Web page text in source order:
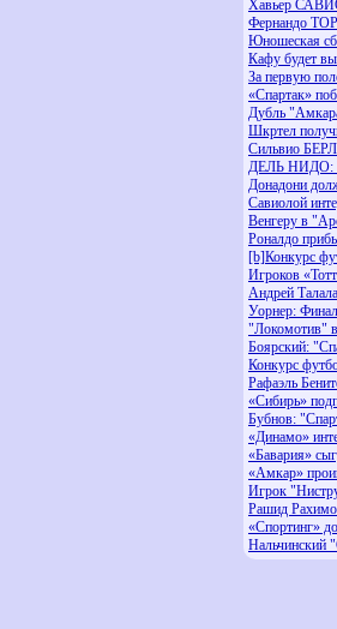
Хавьер
Фернандо
Юношеская
Кафу будет
За первую
«Спартак»
Дубль
Шкртел
Сильвио
ДЕЛЬ НИДО:
Донадони
Савиолой
Венгеру в
Роналдо
[b]Конкурс
Игроков
Андрей
Уорнер:
"Локомотив"
Боярский:
Конкурс
Рафаэль
«Сибирь»
Бубнов:
«Динамо»
«Бавария»
«Амкар»
Игрок
Рашид
«Спортинг»
Нальчинский